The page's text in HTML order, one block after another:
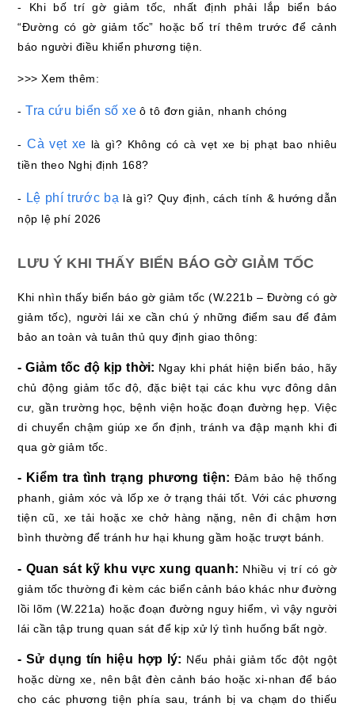
- Khi bố trí gờ giảm tốc, nhất định phải lắp biển báo
“Đường có gờ giảm tốc” hoặc bố trí thêm trước để cảnh
báo người điều khiển phương tiện.
>>> Xem thêm:
-Tra cứu biển số xe ô tô đơn giản, nhanh chóng
-Cà vẹt xe là gì? Không có cà vẹt xe bị phạt bao nhiêu
tiền theo Nghị định 168?
- Lệ phí trước bạ là gì? Quy định, cách tính & hướng dẫn
nộp lệ phí 2026
LƯU Ý KHI THẤY BIỂN BÁO GỜ GIẢM TỐC
Khi nhìn thấy biển báo gờ giảm tốc (W.221b – Đường có gờ
giảm tốc), người lái xe cần chú ý những điểm sau để đảm
bảo an toàn và tuân thủ quy định giao thông:
- Giảm tốc độ kịp thời: Ngay khi phát hiện biển báo, hãy
chủ động giảm tốc độ, đặc biệt tại các khu vực đông dân
cư, gần trường học, bệnh viện hoặc đoạn đường hẹp. Việc
di chuyển chậm giúp xe ổn định, tránh va đập mạnh khi đi
qua gờ giảm tốc.
- Kiểm tra tình trạng phương tiện: Đảm bảo hệ thống
phanh, giảm xóc và lốp xe ở trạng thái tốt. Với các phương
tiện cũ, xe tải hoặc xe chở hàng nặng, nên đi chậm hơn
bình thường để tránh hư hại khung gầm hoặc trượt bánh.
- Quan sát kỹ khu vực xung quanh: Nhiều vị trí có gờ
giảm tốc thường đi kèm các biển cảnh báo khác như đường
lồi lõm (W.221a) hoặc đoạn đường nguy hiểm, vì vậy người
lái cần tập trung quan sát để kịp xử lý tình huống bất ngờ.
- Sử dụng tín hiệu hợp lý: Nếu phải giảm tốc đột ngột
hoặc dừng xe, nên bật đèn cảnh báo hoặc xi-nhan để báo
cho các phương tiện phía sau, tránh bị va chạm do thiếu